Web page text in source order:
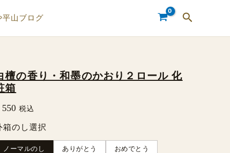
平山ブログ
検
檀の香り・和墨のかおり２ロール 化
箱
550 税込
箱のし選択
ノーマルのし ありがとう おめでとう
・